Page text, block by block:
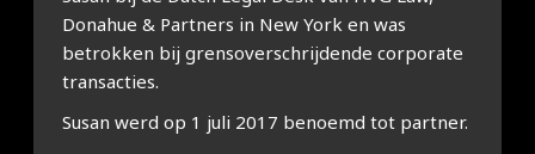
Donahue & Partners in New York en was
betrokken bij grensoverschrijdende corporate
transacties.
Susan werd op 1 juli 2017 benoemd tot partner.